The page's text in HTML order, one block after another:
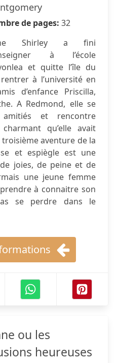
de pages: 32
Shirley a fini
à l’école
et quitte l’île du
à l’université en
d’enfance Priscilla,
A Redmond, elle se
et rencontre
qu’elle avait
aventure de la
et espiègle est une
joies, de peine et de
une jeune femme
à connaitre son
se perdre dans le
ou les
heureuses